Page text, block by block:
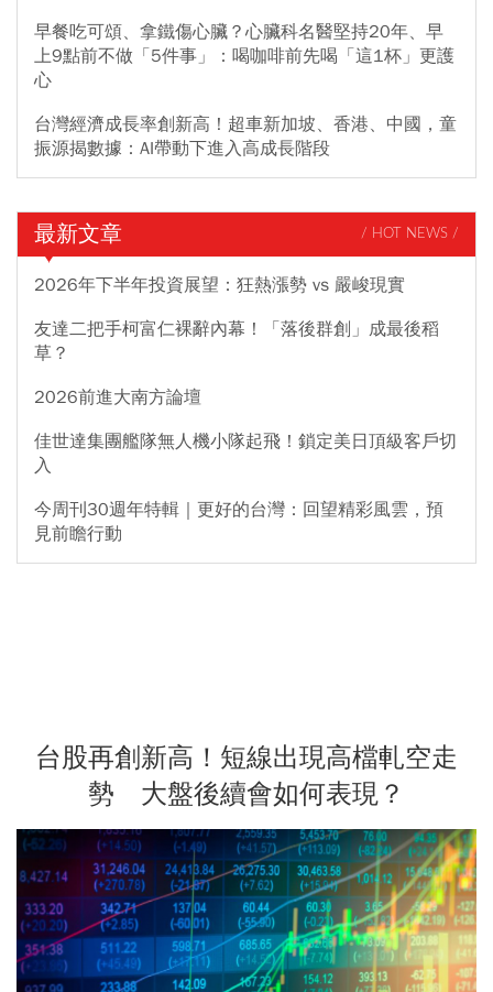
早餐吃可頌、拿鐵傷心臟？心臟科名醫堅持20年、早
上9點前不做「5件事」：喝咖啡前先喝「這1杯」更護
心
台灣經濟成長率創新高！超車新加坡、香港、中國，童
振源揭數據：AI帶動下進入高成長階段
最新文章 / HOT NEWS /
2026年下半年投資展望：狂熱漲勢 vs 嚴峻現實
友達二把手柯富仁裸辭內幕！「落後群創」成最後稻
草？
2026前進大南方論壇
佳世達集團艦隊無人機小隊起飛！鎖定美日頂級客戶切
入
今周刊30週年特輯｜更好的台灣：回望精彩風雲，預
見前瞻行動
台股再創新高！短線出現高檔軋空走
勢 大盤後續會如何表現？